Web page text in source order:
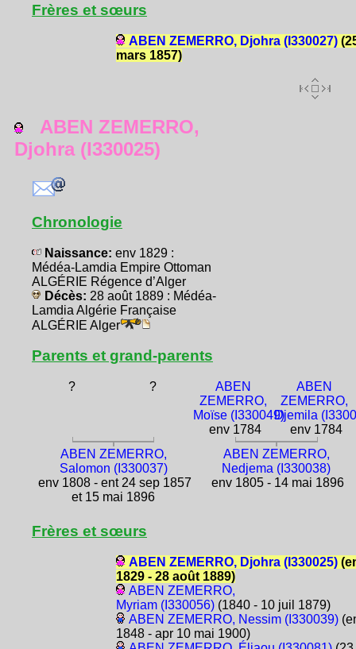
Frères et sœurs
ABEN ZEMERRO, Djohra (I330027)
mars 1857)
ABEN ZEMERRO,
Djohra (I330025)
Chronologie
Naissance: env 1829 :
Médéa-Lamdia Empire Ottoman
ALGÉRIE Régence d’Alger
Décès: 28 août 1889 : Médéa-
Lamdia Algérie Française
ALGÉRIE Alger
Parents et grand-parents
? ?
ABEN
ZEMERRO,
Moïse (I330049)
env 1784
ABEN
ZEMERRO,
Djemila
env 1784
ABEN ZEMERRO,
Salomon (I330037)
env 1808 - ent 24 sep 1857
et 15 mai 1896
ABEN ZEMERRO,
Nedjema (I330038)
env 1805 - 14 mai 1896
Frères et sœurs
ABEN ZEMERRO, Djohra (I330025)
1829 - 28 août 1889)
ABEN ZEMERRO,
Myriam (I330056)(1840 - 10 juil 1879)
ABEN ZEMERRO, Nessim (I330039)
1848 - apr 10 mai 1900)